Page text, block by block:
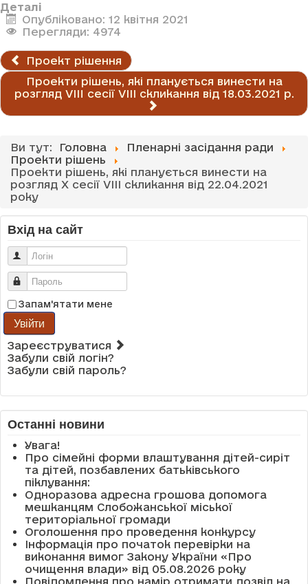
Деталі
Опубліковано: 12 квітня 2021
Перегляди: 4974
Проект рішення
Проекти рішень, які планується винести на
розгляд VІII сесії VІІІ скликання від 18.03.2021 р.
Ви тут: Головна
Пленарні засідання ради
Проекти рішень
Проекти рішень, які планується винести на
розгляд X сесії VІІІ скликання від 22.04.2021
року
Вхід на сайт
Логін
Пароль
Запам'ятати мене
Увійти
Зареєструватися
Забули свій логін?
Забули свій пароль?
Останні новини
Увага!
Про сімейні форми влаштування дітей-сиріт
та дітей, позбавлених батьківського
піклування:
Одноразова адресна грошова допомога
мешканцям Слобожанської міської
територіальної громади
Оголошення про проведення конкурсу
Інформація про початок перевірки на
виконання вимог Закону України «Про
очищення влади» від 05.08.2026 року
Повідомлення про намір отримати дозвіл на